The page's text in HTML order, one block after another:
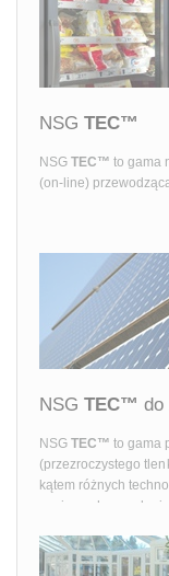
NSGTEC™
NSGTEC™ to gama
(on-line)
NSGTEC™ do
NSGTEC™ to gama
(przezroczystego
kątem różnych
poziomach